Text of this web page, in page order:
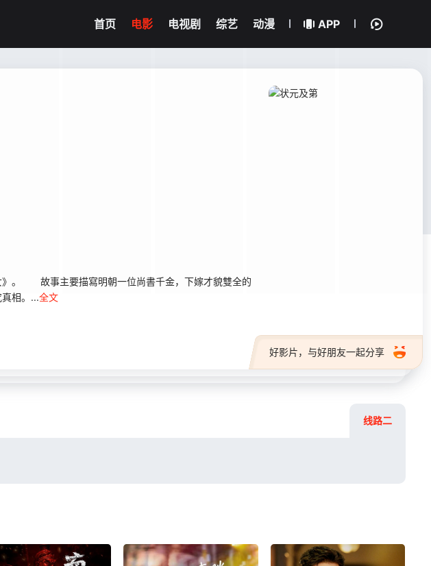
首页 电影 电视剧 综艺 动漫 APP
。 故事主要描寫明朝一位尚書千金，下嫁才貌雙全的
相。...全文
好影片，与好朋友一起分享
线路二